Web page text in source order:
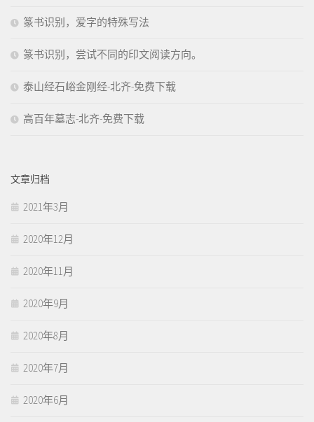
篆书识别，爱字的特殊写法
篆书识别，尝试不同的印文阅读方向。
泰山经石峪金刚经-北齐-免费下载
高百年墓志-北齐-免费下载
文章归档
2021年3月
2020年12月
2020年11月
2020年9月
2020年8月
2020年7月
2020年6月